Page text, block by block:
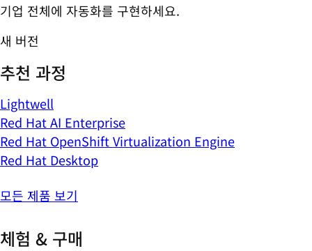
기업 전체에 자동화를 구현하세요.
새 버전
추천 과정
Lightwell
Red Hat AI Enterprise
Red Hat OpenShift Virtualization Engine
Red Hat Desktop
모든 제품 보기
체험 & 구매